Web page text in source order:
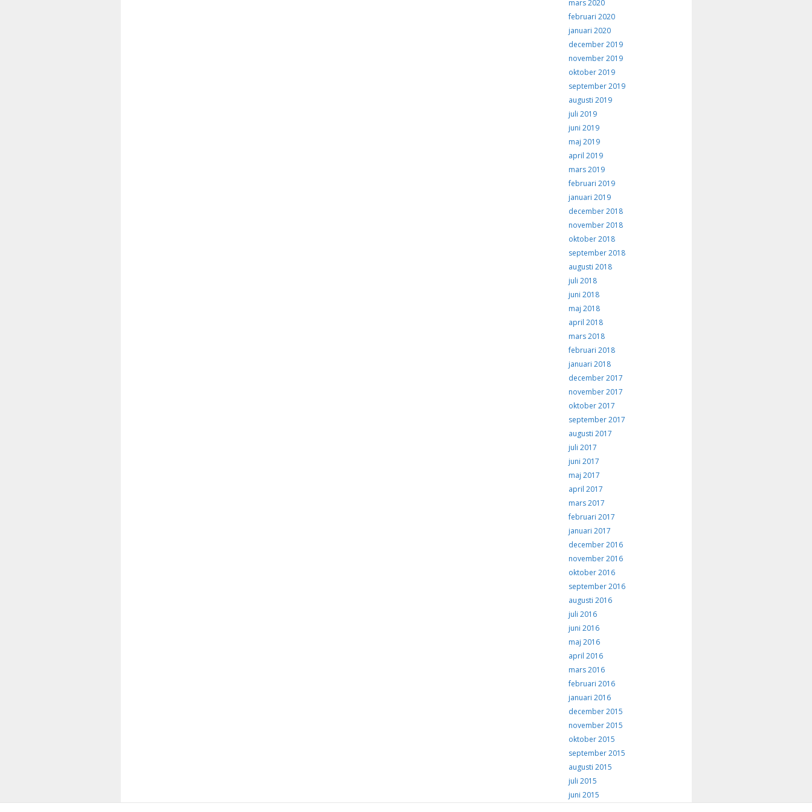
mars 2020
februari 2020
januari 2020
december 2019
november 2019
oktober 2019
september 2019
augusti 2019
juli 2019
juni 2019
maj 2019
april 2019
mars 2019
februari 2019
januari 2019
december 2018
november 2018
oktober 2018
september 2018
augusti 2018
juli 2018
juni 2018
maj 2018
april 2018
mars 2018
februari 2018
januari 2018
december 2017
november 2017
oktober 2017
september 2017
augusti 2017
juli 2017
juni 2017
maj 2017
april 2017
mars 2017
februari 2017
januari 2017
december 2016
november 2016
oktober 2016
september 2016
augusti 2016
juli 2016
juni 2016
maj 2016
april 2016
mars 2016
februari 2016
januari 2016
december 2015
november 2015
oktober 2015
september 2015
augusti 2015
juli 2015
juni 2015